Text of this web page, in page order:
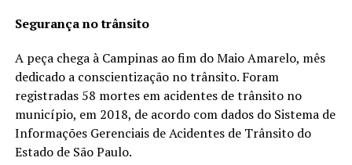
Segurança no trânsito
A peça chega à Campinas ao fim do Maio Amarelo, mês
dedicado a conscientização no trânsito. Foram
registradas 58 mortes em acidentes de trânsito no
município, em 2018, de acordo com dados do Sistema de
Informações Gerenciais de Acidentes de Trânsito do
Estado de São Paulo.